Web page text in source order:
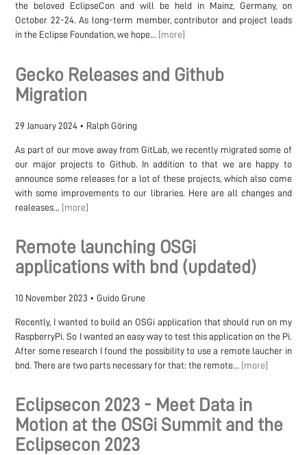
the beloved EclipseCon and will be held in Mainz, Germany, on
October 22-24. As long-term member, contributor and project leads
in the Eclipse Foundation, we hope... [more]
Gecko Releases and Github
Migration
29 January 2024 • Ralph Göring
As part of our move away from GitLab, we recently migrated some of
our major projects to Github. In addition to that we are happy to
announce some releases for a lot of these projects, which also come
with some improvements to our libraries. Here are all changes and
realeases... [more]
Remote launching OSGi
applications with bnd (updated)
10 November 2023 • Guido Grune
Recently, I wanted to build an OSGi application that should run on my
RaspberryPi. So I wanted an easy way to test this application on the Pi.
After some research I found the possibility to use a remote laucher in
bnd. There are two parts necessary for that: the remote... [more]
Eclipsecon 2023 - Meet Data in
Motion at the OSGi Summit and the
Eclipsecon 2023